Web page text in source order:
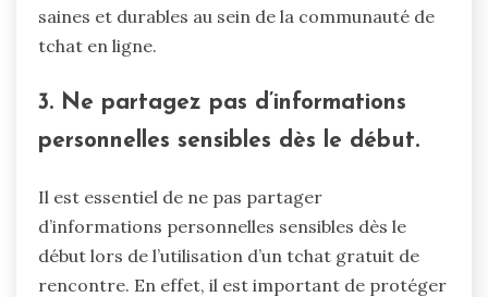
saines et durables au sein de la communauté de
tchat en ligne.
3. Ne partagez pas d’informations
personnelles sensibles dès le début.
Il est essentiel de ne pas partager
d’informations personnelles sensibles dès le
début lors de l’utilisation d’un tchat gratuit de
rencontre. En effet, il est important de protéger